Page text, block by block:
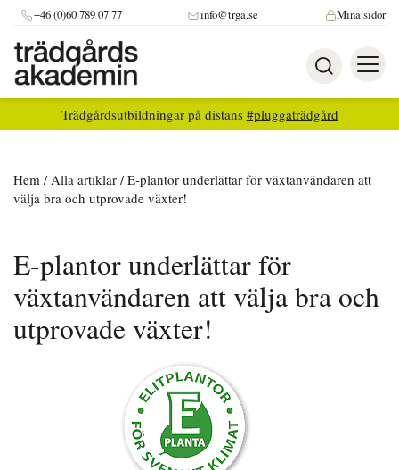
+46 (0)60 789 07 77 info@trga.se Mina sidor
Trädgårdsutbildningar på distans #pluggaträdgård
Hem /Alla artiklar /E-plantor underlättar för växtanvändaren att
välja bra och utprovade växter!
E-plantor underlättar för
växtanvändaren att välja bra och
utprovade växter!